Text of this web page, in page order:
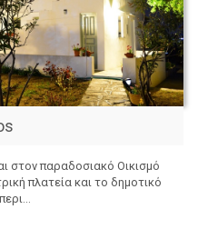
στον παραδοσιακό Οικισμό
πλατεία και το δημοτικό